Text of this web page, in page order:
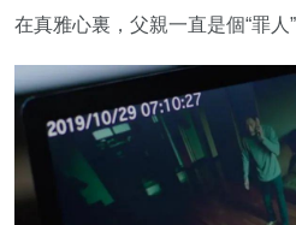
在真雅心裏，父親一直是個“罪人”